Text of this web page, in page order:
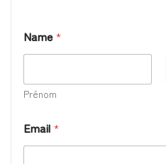
Name*
Prénom
Email *